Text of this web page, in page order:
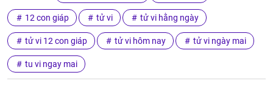
12 con giáp tử vi tử vi hằng ngày
tử vi 12 con giáp tử vi hôm nay tử vi ngày mai
tu vi ngay mai